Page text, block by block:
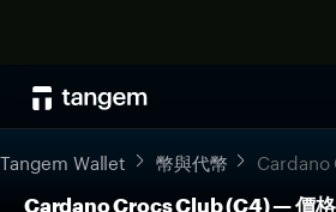
Tangem Wallet 幣與代幣 Cardano
Cardano Crocs Club (C4) — 價格